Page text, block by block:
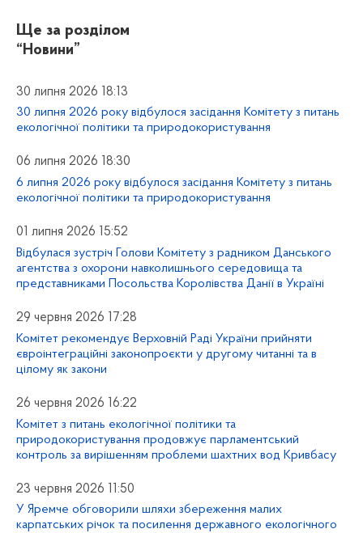
Ще за розділом
“Новини”
30 липня 2026 18:13
30 липня 2026 року відбулося засідання Комітету з питань
екологічної політики та природокористування
06 липня 2026 18:30
6 липня 2026 року відбулося засідання Комітету з питань
екологічної політики та природокористування
01 липня 2026 15:52
Відбулася зустріч Голови Комітету з радником Данського
агентства з охорони навколишнього середовища та
представниками Посольства Королівства Данії в Україні
29 червня 2026 17:28
Комітет рекомендує Верховній Раді України прийняти
євроінтеграційні законопроєкти у другому читанні та в
цілому як закони
26 червня 2026 16:22
Комітет з питань екологічної політики та
природокористування продовжує парламентський
контроль за вирішенням проблеми шахтних вод Кривбасу
23 червня 2026 11:50
У Яремче обговорили шляхи збереження малих
карпатських річок та посилення державного екологічного